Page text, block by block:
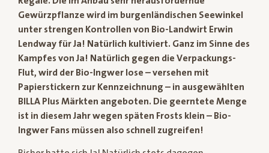
Gewürzpflanze wird im burgenländischen Seewinkel
unter strengen Kontrollen von Bio-Landwirt Erwin
Lendway für Ja! Natürlich kultiviert. Ganz im Sinne des
Kampfes von Ja! Natürlich gegen die Verpackungs-
Flut, wird der Bio-Ingwer lose – versehen mit
Papierstickern zur Kennzeichnung – in ausgewählten
BILLA Plus Märkten angeboten. Die geerntete Menge
ist in diesem Jahr wegen späten Frosts klein – Bio-
Ingwer Fans müssen also schnell zugreifen!